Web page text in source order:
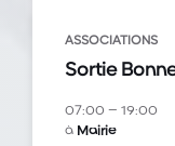
ASSOCIATIONS
Sortie
07:00 – 19:00
à Mairie